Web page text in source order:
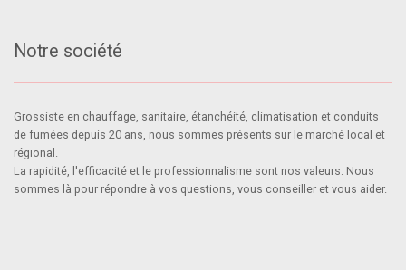
Notre société
Grossiste en chauffage, sanitaire, étanchéité, climatisation et conduits
de fumées depuis 20 ans, nous sommes présents sur le marché local et
régional.
La rapidité, l'efficacité et le professionnalisme sont nos valeurs. Nous
sommes là pour répondre à vos questions, vous conseiller et vous aider.